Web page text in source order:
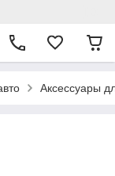
Аксессуары